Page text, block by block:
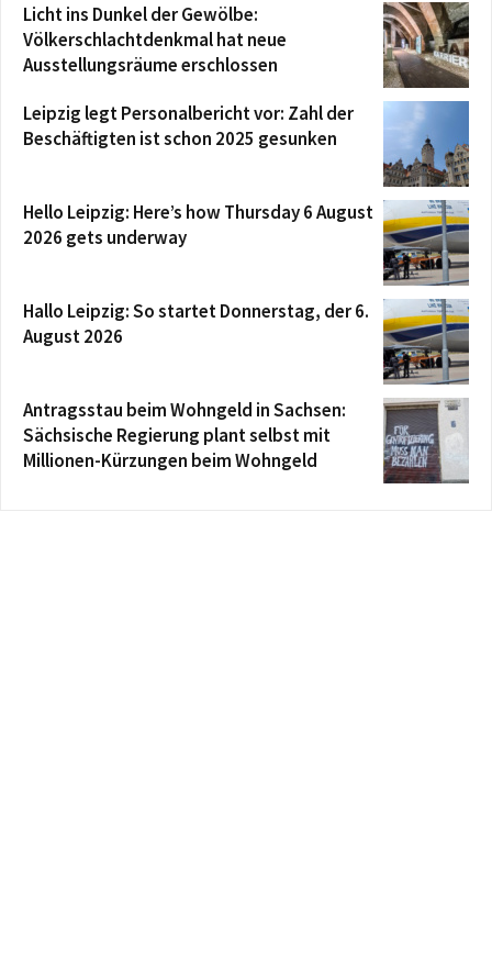
Licht ins Dunkel der Gewölbe:
Völkerschlachtdenkmal hat neue
Ausstellungsräume erschlossen
Leipzig legt Personalbericht vor: Zahl der
Beschäftigten ist schon 2025 gesunken
Hello Leipzig: Here’s how Thursday 6 August
2026 gets underway
Hallo Leipzig: So startet Donnerstag, der 6.
August 2026
Antragsstau beim Wohngeld in Sachsen:
Sächsische Regierung plant selbst mit
Millionen-Kürzungen beim Wohngeld